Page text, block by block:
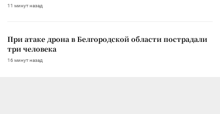
11 минут назад
При атаке дрона в Белгородской области пострадали
три человека
16 минут назад